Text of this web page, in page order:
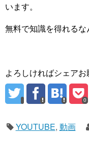
います。
無料で知識を得れる
よろしければシェアお
0
YOUTUBE, 動画